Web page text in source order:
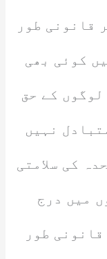
قانونی طور
کوئی بھی
کے حق
نہیں
کی سلامتی
میں درج
طور